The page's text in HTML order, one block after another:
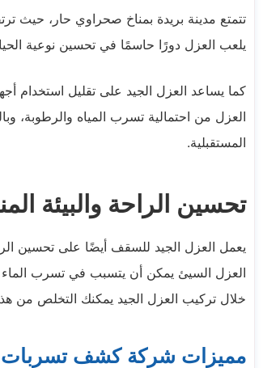
تتمتع مدينة بريدة بمناخ صحراوي حار،
يلعب العزل دورًا حاسمًا في تحسين نوعية
كما يساعد العزل الجيد على تقليل استخدام
العزل من احتمالية تسرب المياه والرطوبة،
المستقبلية.
تحسين الراحة والبيئة
يعمل العزل الجيد للسقف أيضًا على تحسين
العزل السيئ يمكن أن يتسبب في تسرب
خلال تركيب العزل الجيد يمكنك التخلص من
مميزات شركة كشف تسربات